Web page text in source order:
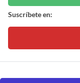
Suscríbete en: